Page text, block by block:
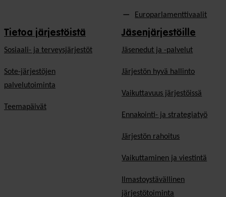
Europarlamenttivaalit
Tietoa järjestöistä
Sosiaali- ja terveysjärjestöt
Sote-järjestöjen
palvelutoiminta
Teemapäivät
Jäsenjärjestöille
Jäsen­edut ja -palvelut
Järjestön hyvä hallinto
Vaikuttavuus järjestöissä
Ennakointi- ja strategiatyö
Järjestön rahoitus
Vaikuttaminen ja viestintä
Ilmastoystävällinen
järjestötoiminta